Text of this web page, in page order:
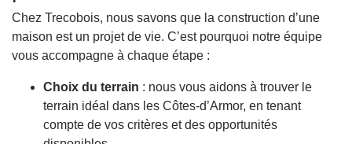
Chez Trecobois, nous savons que la construction d’une
maison est un projet de vie. C’est pourquoi notre équipe
vous accompagne à chaque étape :
Choix du terrain : nous vous aidons à trouver le
terrain idéal dans les Côtes-d’Armor, en tenant
compte de vos critères et des opportunités